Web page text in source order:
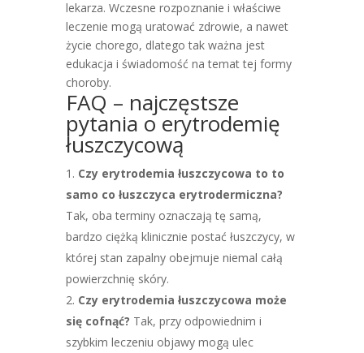
lekarza. Wczesne rozpoznanie i właściwe
leczenie mogą uratować zdrowie, a nawet
życie chorego, dlatego tak ważna jest
edukacja i świadomość na temat tej formy
choroby.
FAQ – najczęstsze
pytania o erytrodemię
łuszczycową
Czy erytrodemia łuszczycowa to to
samo co łuszczyca erytrodermiczna?
Tak, oba terminy oznaczają tę samą,
bardzo ciężką klinicznie postać łuszczycy, w
której stan zapalny obejmuje niemal całą
powierzchnię skóry.
Czy erytrodemia łuszczycowa może
się cofnąć? Tak, przy odpowiednim i
szybkim leczeniu objawy mogą ulec